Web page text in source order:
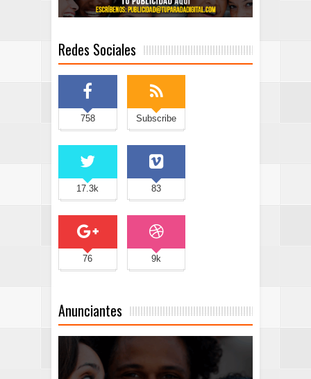
Redes Sociales
758 Subscribe
17.3k 83
76 9k
Anunciantes